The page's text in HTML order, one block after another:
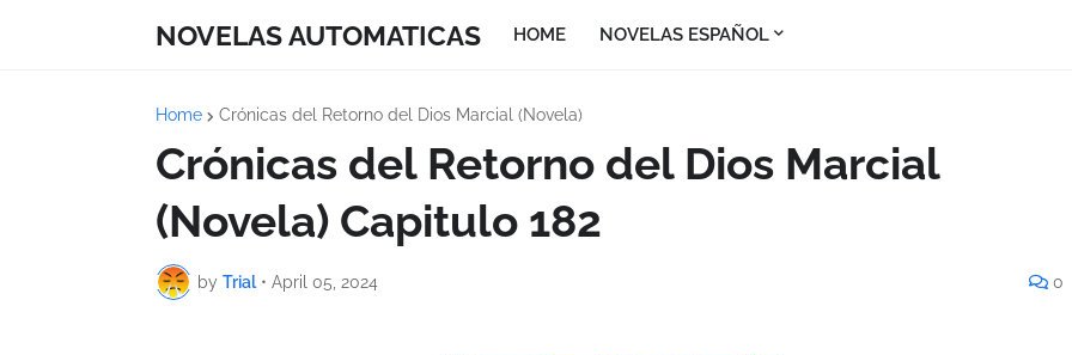
NOVELAS AUTOMATICAS HOME NOVELAS ESPAÑOL
Home Crónicas del Retorno del Dios Marcial (Novela)
Crónicas del Retorno del Dios Marcial
(Novela) Capitulo 182
by Trial • April 05, 2024 0